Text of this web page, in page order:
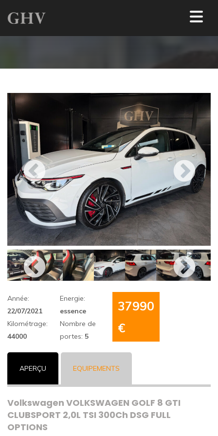
Année:
22/07/2021
Kilométrage:
44000
Energie:
essence
Nombre de
portes: 5
37990
€
APERÇU EQUIPEMENTS
Volkswagen VOLKSWAGEN GOLF 8 GTI
CLUBSPORT 2,0L TSI 300Ch DSG FULL
OPTIONS